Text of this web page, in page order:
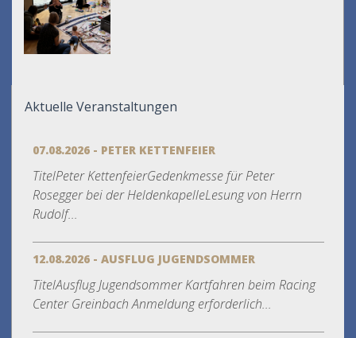
Aktuelle Veranstaltungen
07.08.2026 - PETER KETTENFEIER
TitelPeter KettenfeierGedenkmesse für Peter
Rosegger bei der HeldenkapelleLesung von Herrn
Rudolf...
12.08.2026 - AUSFLUG JUGENDSOMMER
TitelAusflug Jugendsommer Kartfahren beim Racing
Center Greinbach Anmeldung erforderlich...